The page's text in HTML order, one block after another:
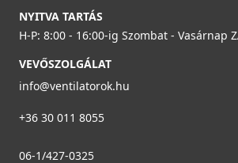
NYITVA TARTÁS
H-P: 8:00 - 16:00-ig Szombat - Vasárnap
VEVŐSZOLGÁLAT
info@ventilatorok.hu
+36 30 011 8055
06-1/427-0325